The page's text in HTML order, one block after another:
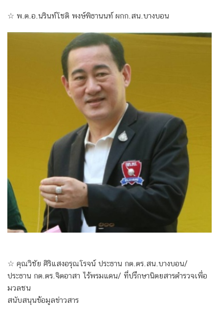
☆ พ.ต.อ.นรินท์โชติ พงษ์พิธานนท์ ผกก.สน.บางบอน
☆ คุณวิชัย ศิริแสงอรุณโรจน์ ประธาน กต.ตร.สน.บางบอน/
ประธาน กต.ตร.จิตอาสา ไร้พรมแดน/ ที่ปรึกษานิตยสารตำรวจเพื่อ
มวลชน
สนับสนุนข้อมูลข่าวสาร